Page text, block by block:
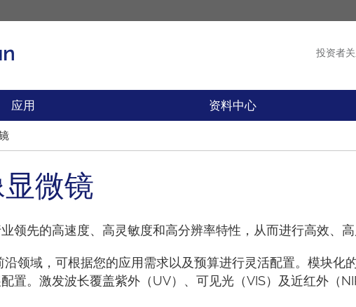
投资者
应用 资料中心
微镜
领先的高速度、高灵敏度和高分辨率特性，从而进行高效、
领域，可根据您的应用需求以及预算进行灵活配置。模块化
置。激发波长覆盖紫外（UV）、可见光（VIS）及近红外（